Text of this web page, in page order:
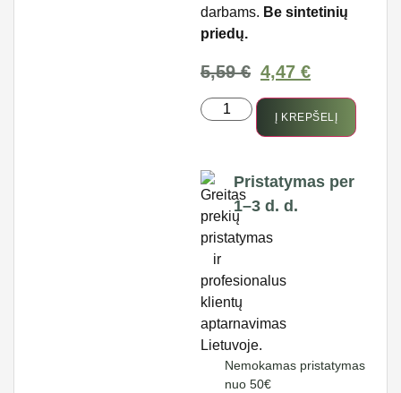
darbams. Be sintetinių
priedų.
5,59€ 4,47 €
Į KREPŠELĮ
Pristatymas per
1–3 d. d.
Nemokamas pristatymas
nuo 50€